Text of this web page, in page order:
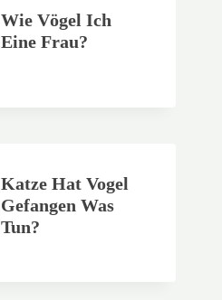
Wie Vögel Ich
Eine Frau?
Katze Hat Vogel
Gefangen Was
Tun?